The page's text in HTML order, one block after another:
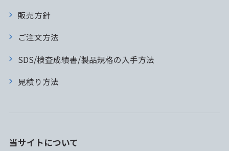
販売方針
ご注文方法
SDS/検査成績書/製品規格の入手方法
見積り方法
当サイトについて